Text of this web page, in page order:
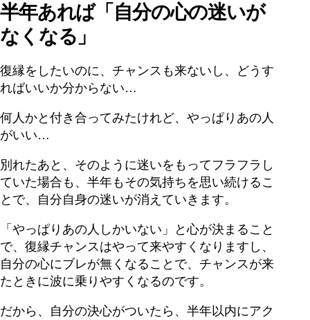
半年あれば「自分の心の迷いが
なくなる」
復縁をしたいのに、チャンスも来ないし、どうす
ればいいか分からない…
何人かと付き合ってみたけれど、やっぱりあの人
がいい…
別れたあと、そのように迷いをもってフラフラし
ていた場合も、半年もその気持ちを思い続けるこ
とで、自分自身の迷いが消えていきます。
「やっぱりあの人しかいない」と心が決まること
で、復縁チャンスはやって来やすくなりますし、
自分の心にブレが無くなることで、チャンスが来
たときに波に乗りやすくなるのです。
だから、自分の決心がついたら、半年以内にアク